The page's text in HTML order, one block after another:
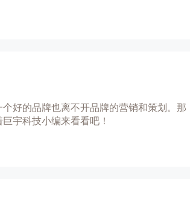
好的品牌也离不开品牌的营销和策划。那
宇科技小编来看看吧！